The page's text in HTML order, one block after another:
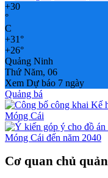
+30
°
C
+31°
+26°
Quảng Ninh
Thứ Năm, 06
Xem Dự báo 7 ngày
Quảng bá
Cơ quan chủ quản